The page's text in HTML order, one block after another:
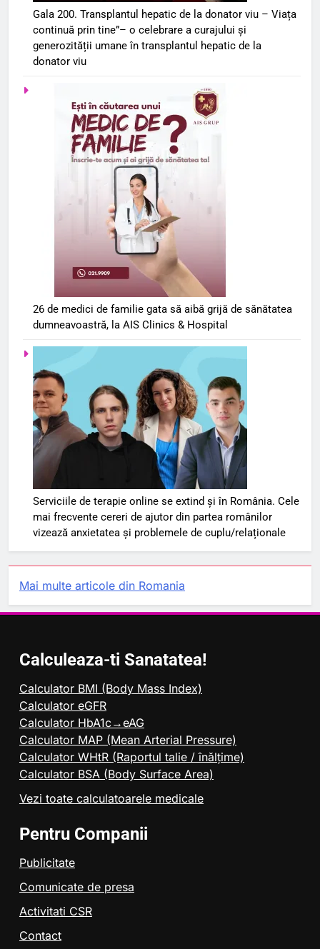
Gala 200. Transplantul hepatic de la donator viu – Viața
continuă prin tine”– o celebrare a curajului și
generozității umane în transplantul hepatic de la
donator viu
26 de medici de familie gata să aibă grijă de sănătatea
dumneavoastră, la AIS Clinics & Hospital
Serviciile de terapie online se extind și în România. Cele
mai frecvente cereri de ajutor din partea românilor
vizează anxietatea și problemele de cuplu/relaționale
Mai multe articole din Romania
Calculeaza-ti Sanatatea!
Calculator BMI (Body Mass Index)
Calculator eGFR
Calculator HbA1c→eAG
Calculator MAP (Mean Arterial Pressure)
Calculator WHtR (Raportul talie / înălțime)
Calculator BSA (Body Surface Area)
Vezi toate calculatoarele medicale
Pentru Companii
Publicitate
Comunicate de presa
Activitati CSR
Contact